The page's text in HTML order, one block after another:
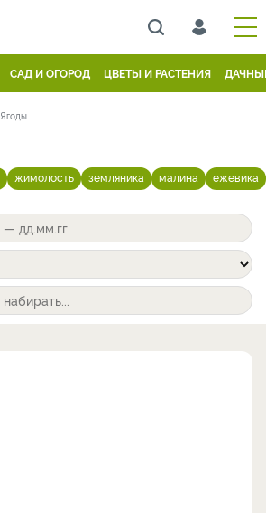
САД И ОГОРОД ЦВЕТЫ И РАСТЕНИЯ
Ягоды
жимолость земляника малина ежевика